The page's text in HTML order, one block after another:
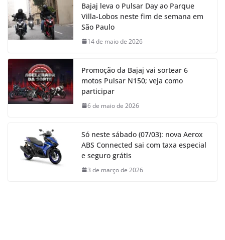
Bajaj leva o Pulsar Day ao Parque
Villa-Lobos neste fim de semana em
São Paulo
14 de maio de 2026
Promoção da Bajaj vai sortear 6
motos Pulsar N150; veja como
participar
6 de maio de 2026
Só neste sábado (07/03): nova Aerox
ABS Connected sai com taxa especial
e seguro grátis
3 de março de 2026